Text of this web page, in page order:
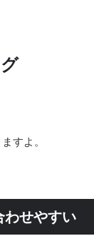
すよ。
わせやすい